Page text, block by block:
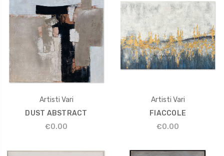
Artisti Vari
DUST ABSTRACT
€0.00
Artisti Vari
FIACCOLE
€0.00